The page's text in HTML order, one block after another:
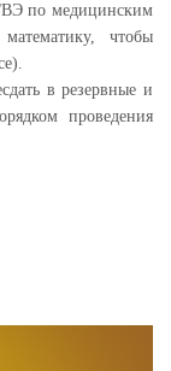
по медицинским
чтобы
в резервные и
проведения